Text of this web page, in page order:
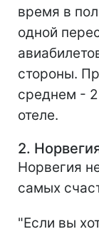
время в
одной
стороны.
среднем -
отеле.
2.
Норвегия
самых
"Если вы